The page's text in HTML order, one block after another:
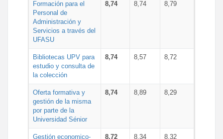
Formación para el
Personal de
Administración y
Servicios a través del
UFASU
8,74 8,74 8,79
Bibliotecas UPV para
estudio y consulta de
la colección
8,74 8,57 8,72
Oferta formativa y
gestión de la misma
por parte de la
Universidad Sénior
8,74 8,89 8,29
Gestión economico- 8,72 8,34 8,32